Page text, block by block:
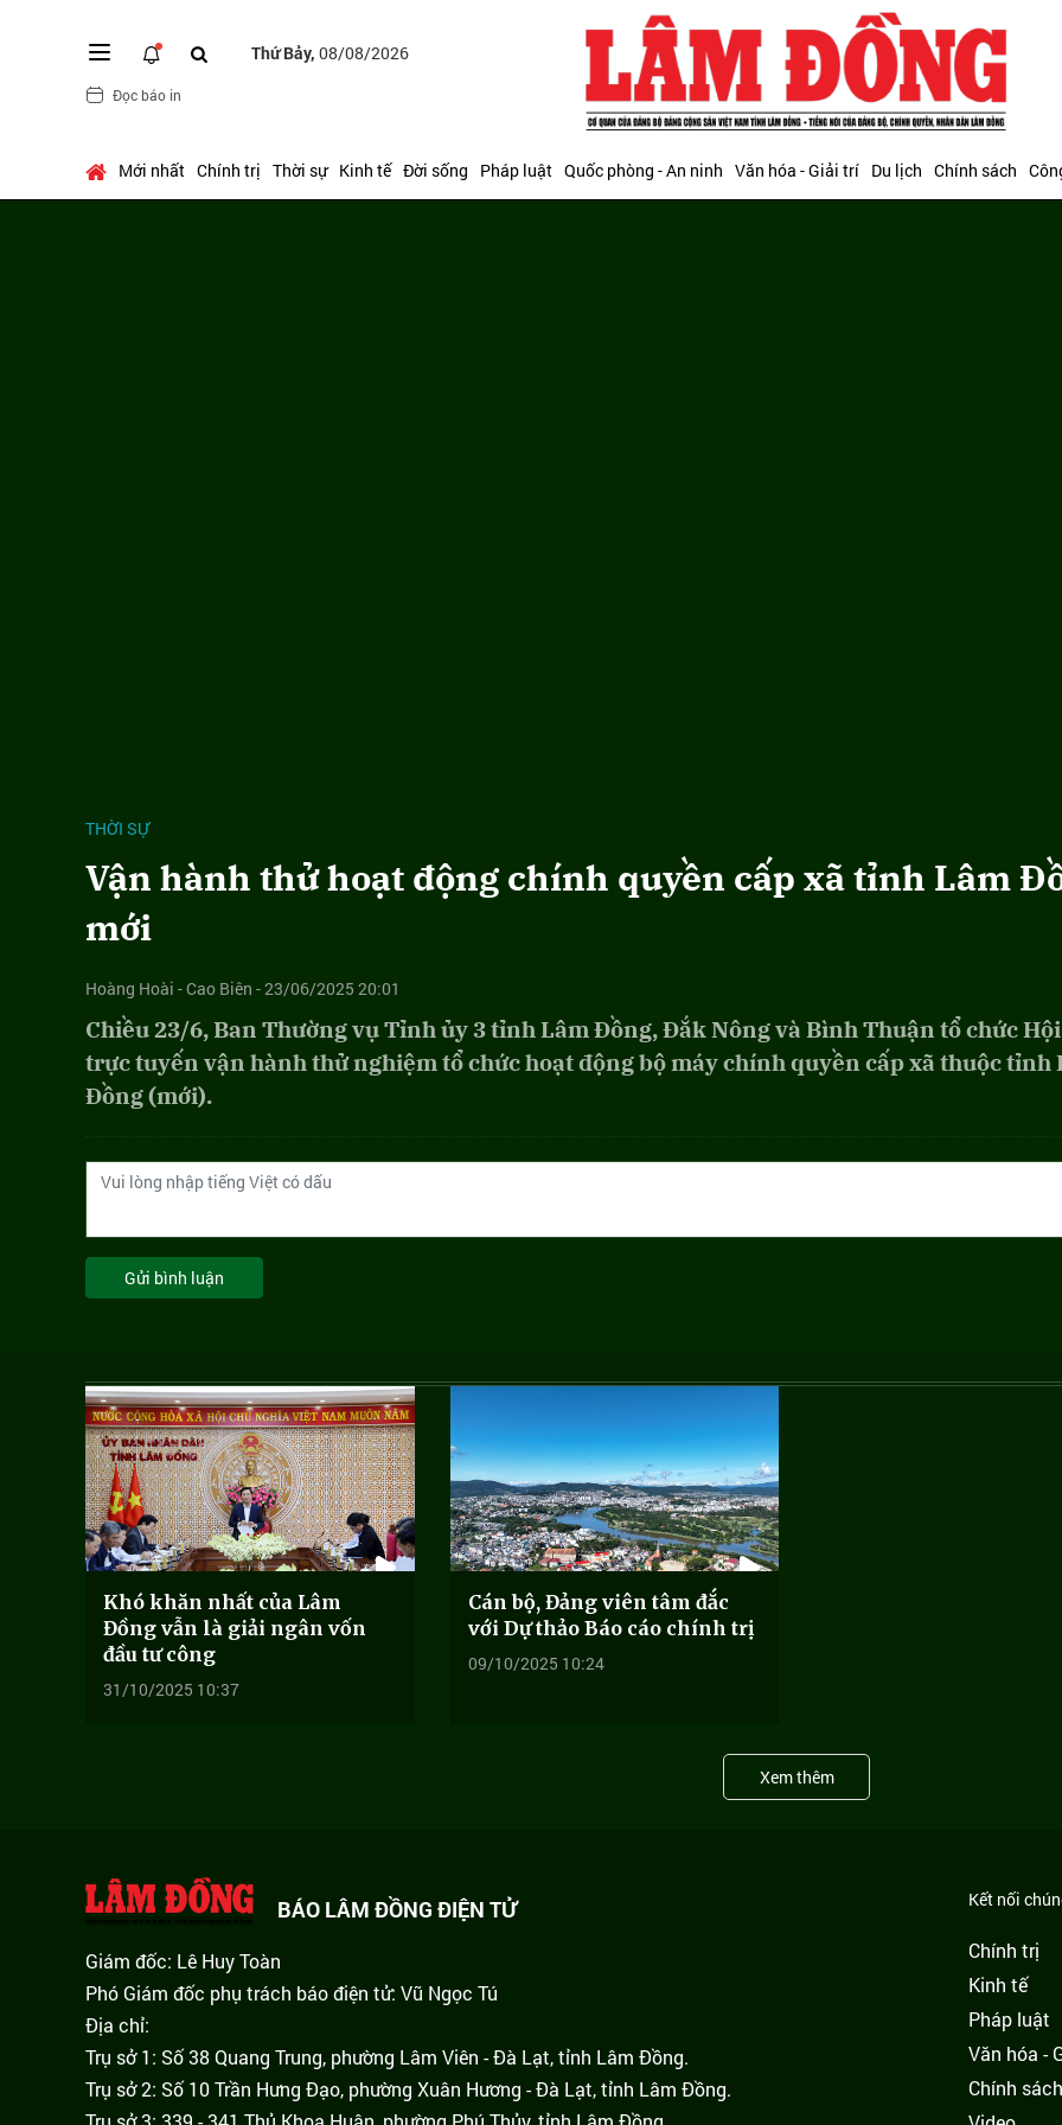
Thứ Bảy, 08/08/2026
Đọc báo in
Mới nhất Chính trị Thời sự Kinh tế Đời sống Pháp luật Quốc phòng - An ninh Văn hóa - Giải trí Du lịch Chính sách
THỜI SỰ
Vận hành thử hoạt động chính quyền cấp xã tỉnh Lâm
mới
Hoàng Hoài - Cao Biên - 23/06/2025 20:01
Chiều 23/6, Ban Thường vụ Tỉnh ủy 3 tỉnh Lâm Đồng, Đắk Nông và Bình Thuận tổ chức
trực tuyến vận hành thử nghiệm tổ chức hoạt động bộ máy chính quyền cấp xã thuộc tỉnh
Đồng (mới).
Gửi bình luận
Khó khăn nhất của Lâm
Đồng vẫn là giải ngân vốn
đầu tư công
31/10/2025 10:37
Cán bộ, Đảng viên tâm đắc
với Dự thảo Báo cáo chính trị
09/10/2025 10:24
Xem thêm
BÁO LÂM ĐỒNG ĐIỆN TỬ
Giám đốc: Lê Huy Toàn
Phó Giám đốc phụ trách báo điện tử: Vũ Ngọc Tú
Địa chỉ:
Trụ sở 1: Số 38 Quang Trung, phường Lâm Viên - Đà Lạt, tỉnh Lâm Đồng.
Trụ sở 2: Số 10 Trần Hưng Đạo, phường Xuân Hương - Đà Lạt, tỉnh Lâm Đồng.
Kết nối
Chính trị
Kinh tế
Pháp luật
Văn hóa -
Chính sách